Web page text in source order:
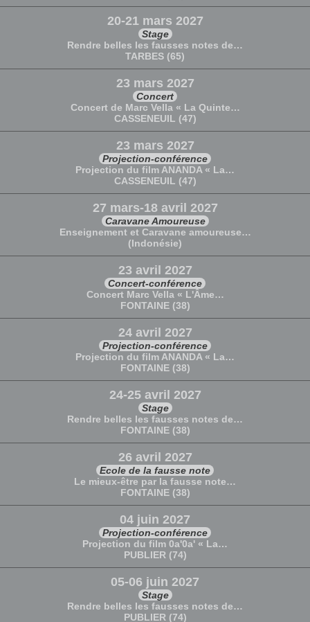
20-21 mars 2027
Stage
Rendre belles les fausses notes de…
TARBES (65)
23 mars 2027
Concert
Concert de Marc Vella « La Quinte…
CASSENEUIL (47)
23 mars 2027
Projection-conférence
Projection du film ANANDA « La…
CASSENEUIL (47)
27 mars-18 avril 2027
Caravane Amoureuse
Enseignement et Caravane amoureuse…
(Indonésie)
23 avril 2027
Concert-conférence
Concert Marc Vella « L'Âme…
FONTAINE (38)
24 avril 2027
Projection-conférence
Projection du film ANANDA « La…
FONTAINE (38)
24-25 avril 2027
Stage
Rendre belles les fausses notes de…
FONTAINE (38)
26 avril 2027
Ecole de la fausse note
Le mieux-être par la fausse note…
FONTAINE (38)
04 juin 2027
Projection-conférence
Projection du film 0a'0a' « La…
PUBLIER (74)
05-06 juin 2027
Stage
Rendre belles les fausses notes de…
PUBLIER (74)